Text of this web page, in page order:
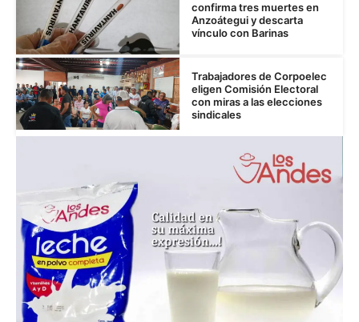
confirma tres muertes en
Anzoátegui y descarta
vínculo con Barinas
Trabajadores de Corpoelec
eligen Comisión Electoral
con miras a las elecciones
sindicales